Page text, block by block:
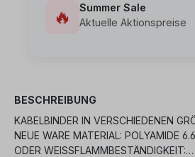
🔥
Summer Sale
Aktuelle Aktionspreise
BESCHREIBUNG
KABELBINDER IN VERSCHIEDENEN
EUE WARE MATERIAL: POLYAMIDE 6.6
DER WEISSFLAMMBESTÄNDIGKEIT:…